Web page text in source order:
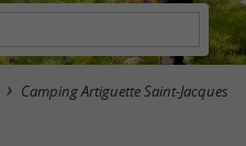
Camping Artiguette Saint-Jacques